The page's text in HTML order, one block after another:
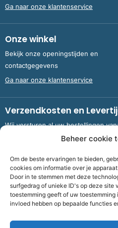
Beheer cookie
Om de beste ervaringen te bieden,
cookies om informatie over je
Door in te stemmen met deze
surfgedrag of unieke ID's op deze site
toestemming geeft of uw
invloed hebben op bepaalde functies
Ga naar onze klantenservice
Onze winkel
Bekijk onze openingstijden en
contactgegevens
Ga naar onze klantenservice
Verzendkosten en
Wij versturen al uw bestellingen
Nederland en België.
Meer informatie over
Bank NL09 RABO 0326 5083 92
Fiscaalnummer